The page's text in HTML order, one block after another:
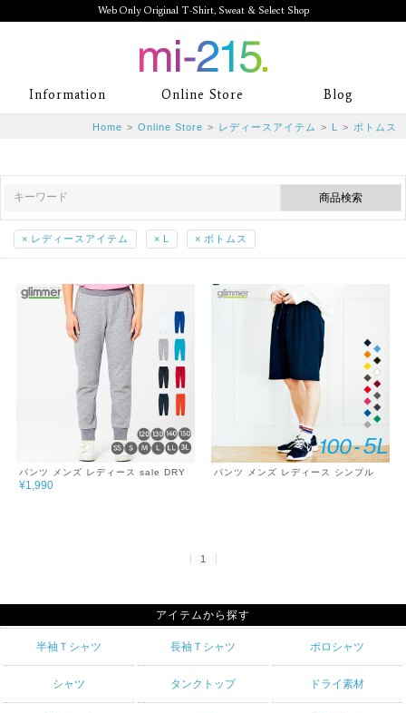
Web Only Original T-Shirt, Sweat & Select Shop
mi-215. Web Only Original T-Shirt,
Sweat & Select Shop mi-215. Tシャ
ランド専門通販
Information Online Store Blog
Home > Online Store > レディースアイテム > L > ボトムス
× レディースアイテム × L × ボトムス
パンツ メンズ レディース sale DRY
スウェット シンプル チーム サークル
¥1,990
パンツ メンズ レディース シンプル
カット 日除け 海 キャンプ SALE
％OFF
1
アイテムから探す
半袖Ｔシャツ 長袖Ｔシャツ ポロシャツ
シャツ タンクトップ ドライ素材